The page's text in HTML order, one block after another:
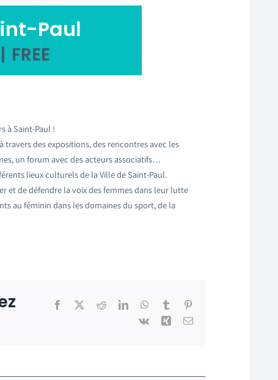
Paul
| FREE
à Saint-Paul !
travers des expositions, des rencontres avec les
un forum avec des acteurs associatifs…
lieux culturels de la Ville de Saint-Paul.
et de défendre la voix des femmes dans leur lutte
au féminin dans les domaines du sport, de la
Facebook RedditLinkedInWhatsApp
Tumblr
Vk
Xing Email